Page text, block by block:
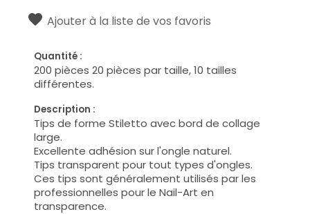
Ajouter à la liste de vos favoris
Quantité :
200 pièces 20 pièces par taille, 10 tailles
différentes.
Description :
Tips de forme Stiletto avec bord de collage
large.
Excellente adhésion sur l'ongle naturel.
Tips transparent pour tout types d'ongles.
Ces tips sont généralement utilisés par les
professionnelles pour le Nail-Art en
transparence.